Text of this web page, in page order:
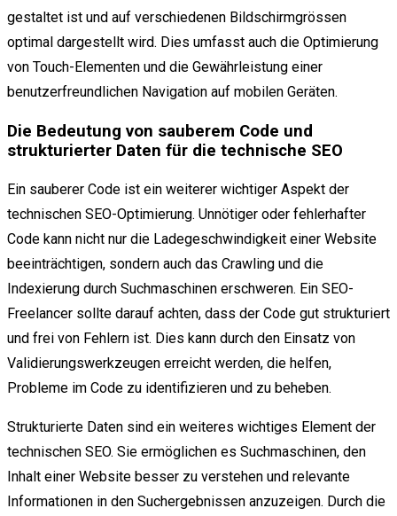
gestaltet ist und auf verschiedenen Bildschirmgrössen
optimal dargestellt wird. Dies umfasst auch die Optimierung
von Touch-Elementen und die Gewährleistung einer
benutzerfreundlichen Navigation auf mobilen Geräten.
Die Bedeutung von sauberem Code und
strukturierter Daten für die technische SEO
Ein sauberer Code ist ein weiterer wichtiger Aspekt der
technischen SEO-Optimierung. Unnötiger oder fehlerhafter
Code kann nicht nur die Ladegeschwindigkeit einer Website
beeinträchtigen, sondern auch das Crawling und die
Indexierung durch Suchmaschinen erschweren. Ein SEO-
Freelancer sollte darauf achten, dass der Code gut strukturiert
und frei von Fehlern ist. Dies kann durch den Einsatz von
Validierungswerkzeugen erreicht werden, die helfen,
Probleme im Code zu identifizieren und zu beheben.
Strukturierte Daten sind ein weiteres wichtiges Element der
technischen SEO. Sie ermöglichen es Suchmaschinen, den
Inhalt einer Website besser zu verstehen und relevante
Informationen in den Suchergebnissen anzuzeigen. Durch die